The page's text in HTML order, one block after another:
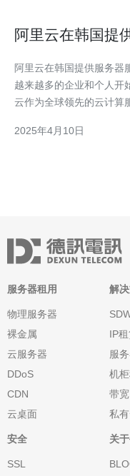
阿里云在韩国提
阿里云在韩国提供服务器服务么？ 随着云计算技
越来越多的企业和个人开
云作为全球领先的云计算
范围内拥有多个数据中心
2025年4月10日
服务器租用
物理服务器
裸金属
云服务器
DDoS
CDN
云桌面
解
IP
服
机
带宽
私
安全
SSL
关